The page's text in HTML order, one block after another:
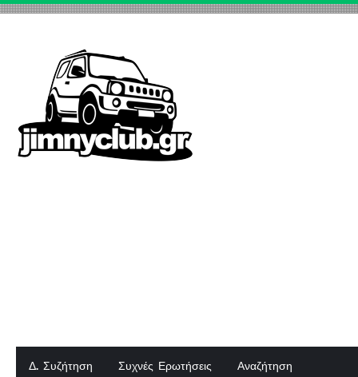
Δ. Συζήτηση Συχνές Ερωτήσεις Αναζήτηση